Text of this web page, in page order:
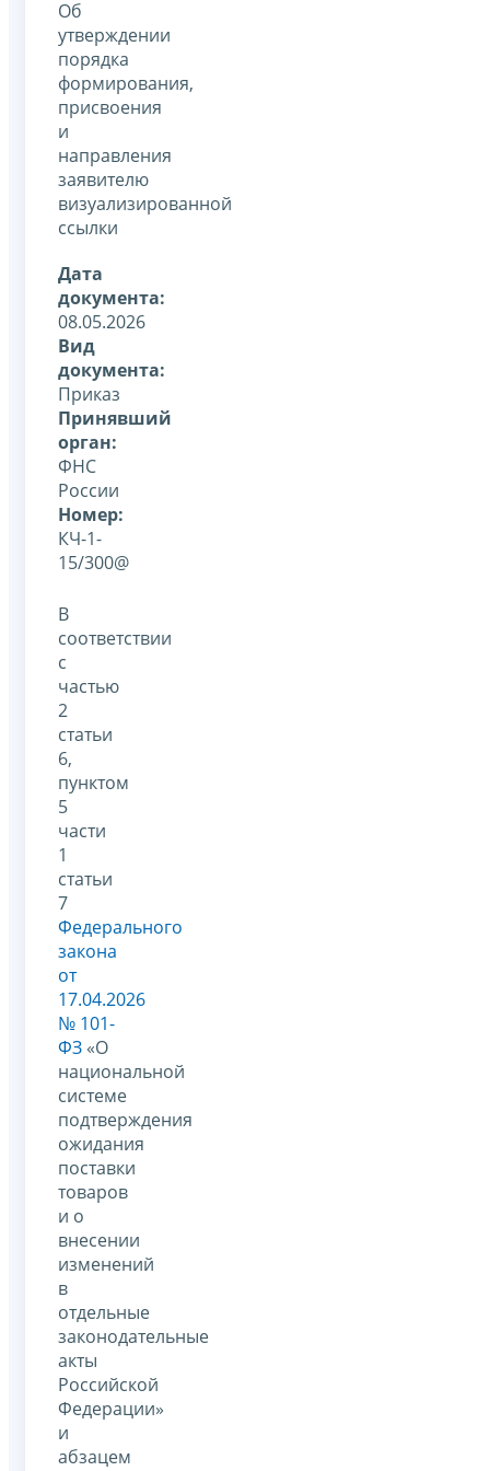
Об
утверждении
порядка
формирования,
присвоения
и
направления
заявителю
визуализированной
ссылки
Дата
документа:
08.05.2026
Вид
документа:
Приказ
Принявший
орган:
ФНС
России
Номер:
КЧ-1-
15/300@
В
соответствии
с
частью
2
статьи
6,
пунктом
5
части
1
статьи
7
Федерального
закона
от
17.04.2026
№ 101-
ФЗ «О
национальной
системе
подтверждения
ожидания
поставки
товаров
и о
внесении
изменений
в
отдельные
законодательные
акты
Российской
Федерации»
и
абзацем